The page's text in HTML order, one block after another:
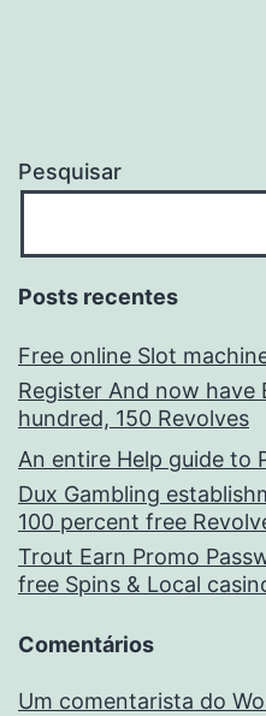
Pesquisar
Posts recentes
Free online Slot
Register And now have
hundred, 150 Revolves
An entire Help guide to
Dux Gambling
100 percent free
Trout Earn Promo
free Spins & Local
Comentários
Um comentarista do